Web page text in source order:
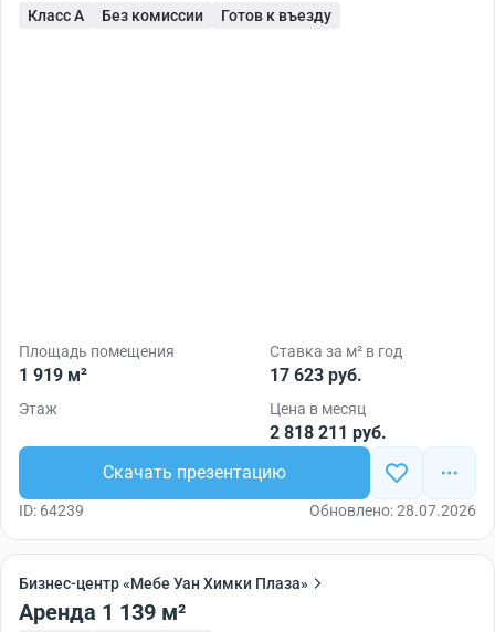
Класс A Без комиссии Готов к въезду
Площадь помещения
1 919 м²
Ставка за м² в год
17 623 руб.
Этаж Цена в месяц
2 818 211 руб.
Скачать презентацию
ID: 64239 Обновлено: 28.07.2026
Бизнес-центр «Мебе Уан Химки Плаза»
Аренда 1 139 м²